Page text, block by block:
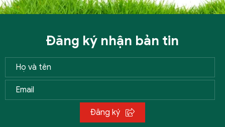
Đăng ký nhận bản tin
Đăng ký